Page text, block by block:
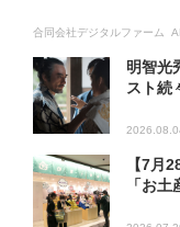
合同会社デジタルファーム
明智光
スト続
【7月
「お